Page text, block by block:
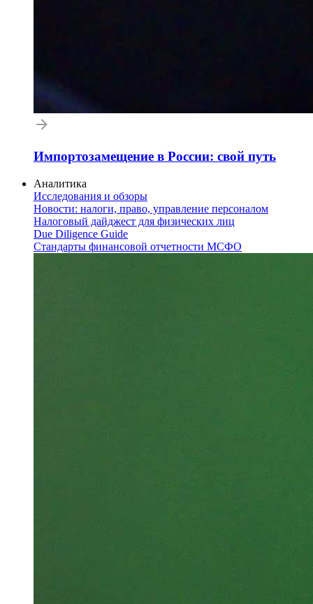
Импортозамещение в России: свой путь
Аналитика
Исследования и обзоры
Новости: налоги, право, управление персоналом
Налоговый дайджест для физических лиц
Due Diligence Guide
Стандарты финансовой отчетности МСФО